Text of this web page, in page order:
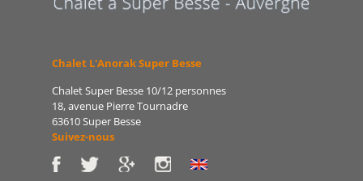
Chalet L'Anorak Super Besse
Chalet Super Besse 10/12 personnes
18, avenue Pierre Tournadre
63610 Super Besse
Suivez-nous